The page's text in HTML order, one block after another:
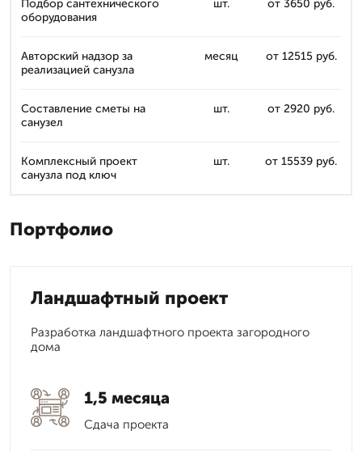
Подбор сантехнического
оборудования
шт. от 3650 руб.
Авторский надзор за
реализацией санузла
месяц от 12515 руб.
Составление сметы на
санузел
шт. от 2920 руб.
Комплексный проект
санузла под ключ
шт. от 15539 руб.
Портфолио
Ландшафтный проект
Разработка ландшафтного проекта загородного
дома
1,5 месяца
Сдача проекта